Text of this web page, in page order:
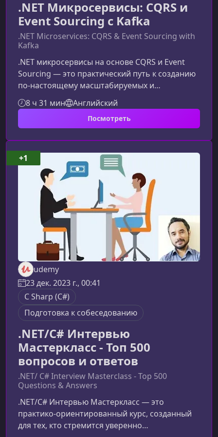
.NET Микросервисы: CQRS и
Event Sourcing с Kafka
.NET Microservices: CQRS & Event Sourcing with
Kafka
.NET микросервисы на основе CQRS и Event
Sourcing — это практический путь к созданию
по-настоящему масштабируемых и
отказоустойчивых систем. В этом материале
вы найдете расширенное и
оптимизированное описание курса, которое
структуру и ключевые преимущества для
разработчиков .NET.Что представляет собой
курсКурс сфокусирован на глубоких принципах
CQRS и Event Sourcing, раскрывая не только
теорию, но и реальные
8 ч 31 мин Английский
Посмотреть
udemy
23 дек. 2023 г., 00:41
C Sharp (C#)
Подготовка к собеседованию
.NET/C# Интервью
Мастеркласс - Топ 500
вопросов и ответов
.NET/ C# Interview Masterclass - Top 500
Questions & Answers
.NET/C# Интервью Мастеркласс — это
практико-ориентированный курс, созданный
для тех, кто стремится уверенно
+1